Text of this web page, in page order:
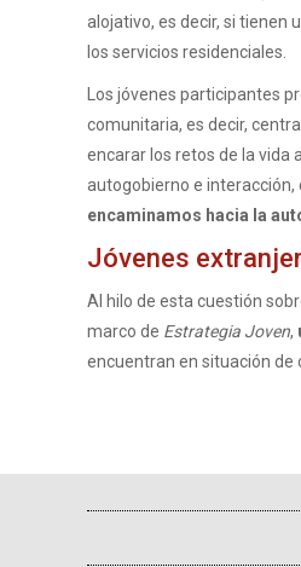
alojativo, es decir, si tienen
los servicios residenciales.
Los jóvenes participantes
comunitaria, es decir,
encarar los retos de la vida
autogobierno e interacción,
encaminamos hacia la
Jóvenes
Al hilo de esta cuestión
marco de Estrategia Joven,
encuentran en situación de